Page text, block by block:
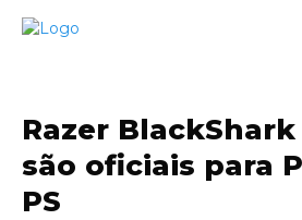
Razer BlackShark
são oficiais para
PS